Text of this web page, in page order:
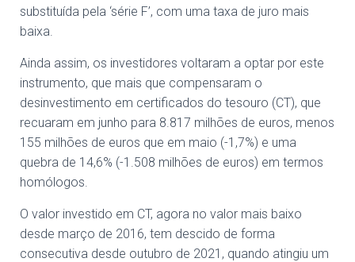
substituída pela ‘série F’, com uma taxa de juro mais
baixa.
Ainda assim, os investidores voltaram a optar por este
instrumento, que mais que compensaram o
desinvestimento em certificados do tesouro (CT), que
recuaram em junho para 8.817 milhões de euros, menos
155 milhões de euros que em maio (-1,7%) e uma
quebra de 14,6% (-1.508 milhões de euros) em termos
homólogos.
O valor investido em CT, agora no valor mais baixo
desde março de 2016, tem descido de forma
consecutiva desde outubro de 2021, quando atingiu um